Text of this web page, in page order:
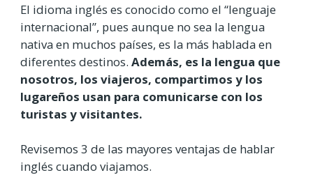
El idioma inglés es conocido como el “lenguaje
internacional”, pues aunque no sea la lengua
nativa en muchos países, es la más hablada en
diferentes destinos. Además, es la lengua que
nosotros, los viajeros, compartimos y los
lugareños usan para comunicarse con los
turistas y visitantes.
Revisemos 3 de las mayores ventajas de hablar
inglés cuando viajamos.